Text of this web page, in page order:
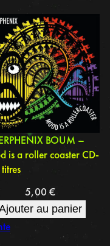
BOUM –
is a roller coaster CD-
5,00€
au panier